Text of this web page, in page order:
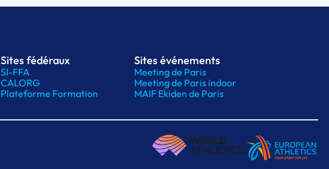
Sites fédéraux
SI-FFA
CALORG
Plateforme Formation
Sites événements
Meeting de Paris
Meeting de Paris indoor
MAIF Ekiden de Paris